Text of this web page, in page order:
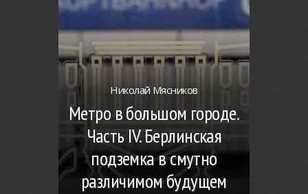
Николай Мясников
Метро в большом городе.
Часть IV. Берлинская
подземка в смутно
различимом будущем